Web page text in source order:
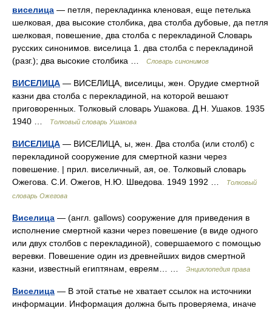
виселица — петля, перекладинка кленовая, еще петелька
шелковая, два высокие столбика, два столба дубовые, да петля
шелковая, повешение, два столба с перекладиной Словарь
русских синонимов. виселица 1. два столба с перекладиной
(разг.); два высокие столбика …
Словарь синонимов
ВИСЕЛИЦА — ВИСЕЛИЦА, виселицы, жен. Орудие смертной
казни два столба с перекладиной, на которой вешают
приговоренных. Толковый словарь Ушакова. Д.Н. Ушаков. 1935
1940 …
Толковый словарь Ушакова
ВИСЕЛИЦА — ВИСЕЛИЦА, ы, жен. Два столба (или столб) с
перекладиной сооружение для смертной казни через
повешение. | прил. виселичный, ая, ое. Толковый словарь
Ожегова. С.И. Ожегов, Н.Ю. Шведова. 1949 1992 …
Толковый
словарь Ожегова
Виселица — (англ. gallows) сооружение для приведения в
исполнение смертной казни через повешение (в виде одного
или двух столбов с перекладиной), совершаемого с помощью
веревки. Повешение один из древнейших видов смертной
казни, известный египтянам, евреям… …
Энциклопедия права
Виселица — В этой статье не хватает ссылок на источники
информации. Информация должна быть проверяема, иначе